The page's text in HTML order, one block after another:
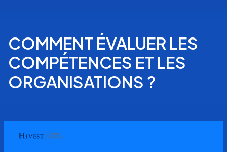
COMMENT ÉVALUER LES
COMPÉTENCES ET LES
ORGANISATIONS ?